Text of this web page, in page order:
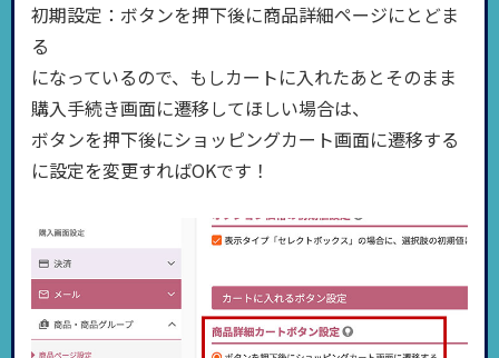
初期設定：ボタンを押下後に商品詳細ページにとどま
る
になっているので、もしカートに入れたあとそのまま
購入手続き画面に遷移してほしい場合は、
ボタンを押下後にショッピングカート画面に遷移する
に設定を変更すればOKです！